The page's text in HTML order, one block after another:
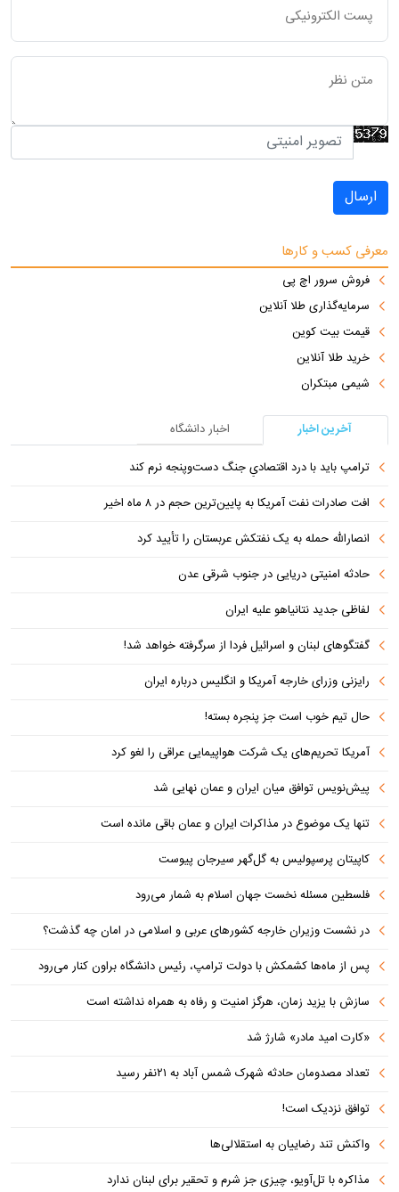
ارسال
معرفی کسب و کارها
فروش سرور اچ پی
سرمایه‌گذاری طلا آنلاین
قیمت بیت کوین
خرید طلا آنلاین
شیمی مبتکران
آخرین اخبار
اخبار دانشگاه
ترامپ باید با درد اقتصادیِ جنگ دست‌و‌پنجه نرم کند
افت صادرات نفت آمریکا به پایین‌ترین حجم در ۸ ماه اخیر
انصارالله حمله به یک نفتکش عربستان را تأیید کرد
حادثه امنیتی دریایی در جنوب شرقی عدن
لفاظی جدید نتانیاهو علیه ایران
گفتگوهای لبنان و اسرائیل فردا از سرگرفته خواهد شد!
رایزنی وزرای خارجه آمریکا و انگلیس درباره ایران
حال تیم خوب است جز پنجره بسته!
آمریکا تحریم‌های یک شرکت هواپیمایی عراقی را لغو کرد
پیش‌نویس توافق میان ایران و عمان نهایی شد
تنها یک موضوع در مذاکرات ایران و عمان باقی مانده است
کاپیتان پرسپولیس به گل‌گهر سیرجان پیوست
فلسطین مسئله نخست جهان اسلام به شمار می‌رود
در نشست وزیران خارجه کشورهای عربی و اسلامی در امان چه گذشت؟
پس از ماه‌ها کشمکش با دولت ترامپ، رئیس دانشگاه براون کنار می‌رود
سازش با یزید زمان، هرگز امنیت و رفاه به همراه نداشته است
«کارت امید مادر» شارژ شد
تعداد مصدومان حادثه شهرک شمس آباد به ۲۱نفر رسید
توافق نزدیک است!
واکنش تند رضاییان به استقلالی‌ها
مذاکره با تل‌آویو، چیزی جز شرم و تحقیر برای لبنان ندارد